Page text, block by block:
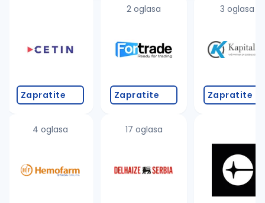
Zapratite
4 oglasa
2 oglasa
Zapratite
17 oglasa
3 oglasa
Zapratite